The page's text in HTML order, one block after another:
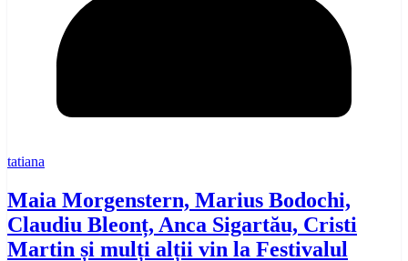
tatiana
Maia Morgenstern, Marius Bodochi,
Claudiu Bleonț, Anca Sigartău, Cristi
Martin și mulți alții vin la Festivalul